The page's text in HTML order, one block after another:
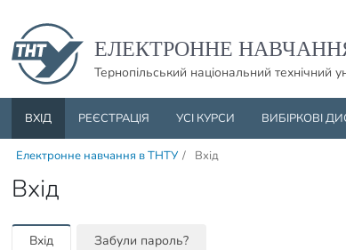
ЕЛЕКТРОННЕ
Тернопільський національний технічний
ВХІД РЕЄСТРАЦІЯ УСІ КУРСИ ВИБІРКОВІ
Електронне навчання в ТНТУ / Вхід
Вхід
Вхід Забули пароль?